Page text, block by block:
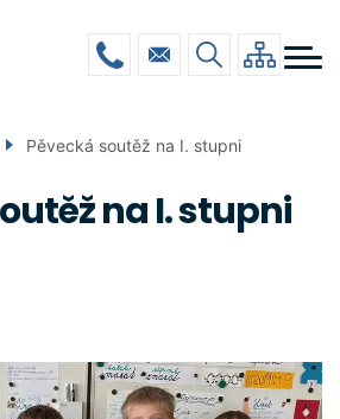
Pěvecká soutěž na I. stupni
na I. stupni